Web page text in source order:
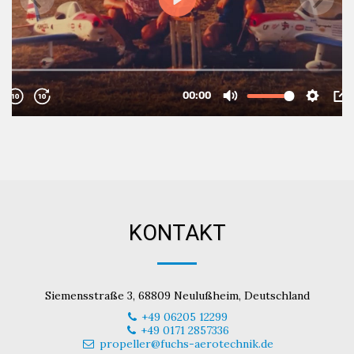
KONTAKT
Siemensstraße 3, 68809 Neulußheim, Deutschland
+49 06205 12299
+49 0171 2857336
propeller@fuchs-aerotechnik.de